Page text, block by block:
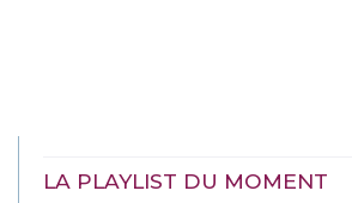
LA PLAYLIST DU MOMENT